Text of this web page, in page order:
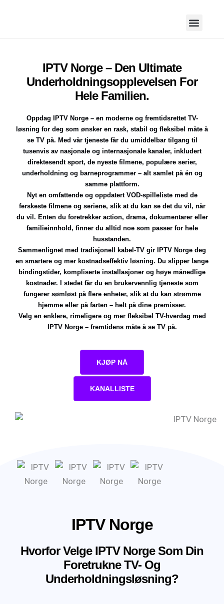
IPTV Norge – Den Ultimate
Underholdningsopplevelsen For
Hele Familien.
Oppdag IPTV Norge – en moderne og fremtidsrettet TV-
løsning for deg som ønsker en rask, stabil og fleksibel måte å
se TV på. Med vår tjeneste får du umiddelbar tilgang til
tusenvis av nasjonale og internasjonale kanaler, inkludert
direktesendt sport, de nyeste filmene, populære serier,
underholdning og barneprogrammer – alt samlet på én og
samme plattform.
Nyt en omfattende og oppdatert VOD-spilleliste med de
ferskeste filmene og seriene, slik at du kan se det du vil, når
du vil. Enten du foretrekker action, drama, dokumentarer eller
familieinnhold, finner du alltid noe som passer for hele
husstanden.
Sammenlignet med tradisjonell kabel-TV gir IPTV Norge deg
en smartere og mer kostnadseffektiv løsning. Du slipper lange
bindingstider, kompliserte installasjoner og høye månedlige
kostnader. I stedet får du en brukervennlig tjeneste som
fungerer sømløst på flere enheter, slik at du kan strømme
hjemme eller på farten – helt på dine premisser.
Velg en enklere, rimeligere og mer fleksibel TV-hverdag med
IPTV Norge – fremtidens måte å se TV på.
KJØP NÅ
KANALLISTE
IPTV Norge
Hvorfor Velge IPTV Norge Som Din
Foretrukne TV- Og
Underholdningsløsning?